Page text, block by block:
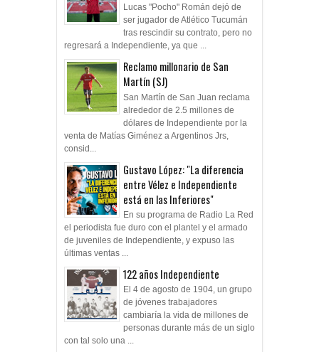
Lucas "Pocho" Román dejó de
ser jugador de Atlético Tucumán
tras rescindir su contrato, pero no
regresará a Independiente, ya que ...
Reclamo millonario de San
Martín (SJ)
San Martín de San Juan reclama
alrededor de 2.5 millones de
dólares de Independiente por la
venta de Matías Giménez a Argentinos Jrs,
consid...
Gustavo López: "La diferencia
entre Vélez e Independiente
está en las Inferiores"
En su programa de Radio La Red
el periodista fue duro con el plantel y el armado
de juveniles de Independiente, y expuso las
últimas ventas ...
122 años Independiente
El 4 de agosto de 1904, un grupo
de jóvenes trabajadores
cambiaría la vida de millones de
personas durante más de un siglo
con tal solo una ...